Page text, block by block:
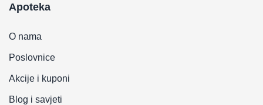
Apoteka
O nama
Poslovnice
Akcije i kuponi
Blog i savjeti